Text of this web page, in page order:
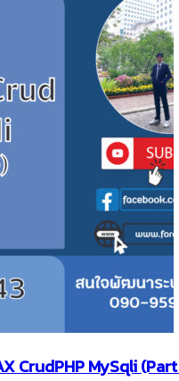
CrudPHP MySqli